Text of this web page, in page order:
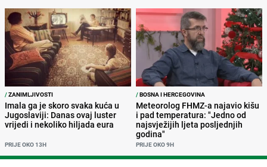
/ZANIMLJIVOSTI
Imala ga je skoro svaka kuća u
Jugoslaviji: Danas ovaj luster
vrijedi i nekoliko hiljada eura
PRIJE OKO 13H
/BOSNA I HERCEGOVINA
Meteorolog FHMZ-a najavio kišu
i pad temperatura: "Jedno od
najsvježijih ljeta posljednjih
godina"
PRIJE OKO 9H